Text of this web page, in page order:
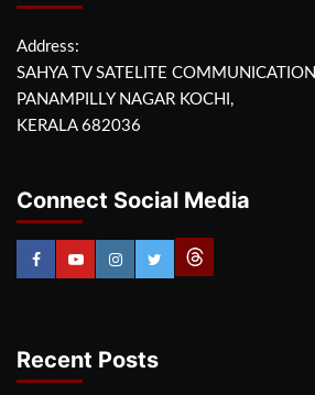
Address:
SAHYA TV SATELITE COMMUNICATION
PANAMPILLY NAGAR KOCHI,
KERALA 682036
Connect Social Media
Recent Posts